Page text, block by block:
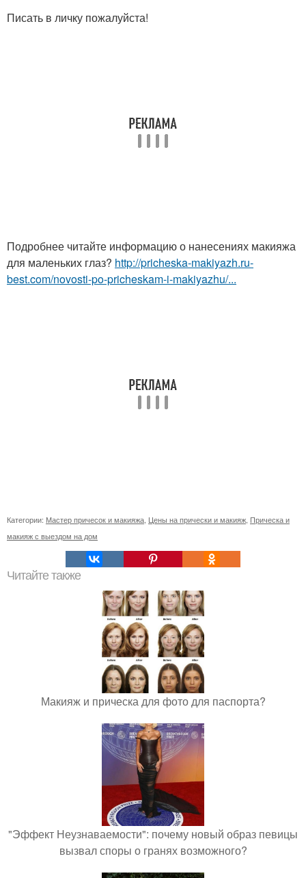
Писать в личку пожалуйста!
Подробнее читайте информацию о нанесениях макияжа
для маленьких глаз? http://pricheska-makiyazh.ru-
best.com/novosti-po-pricheskam-i-makiyazhu/...
Категории: Мастер причесок и макияжа Цены на прически и макияж Прическа и
макияж с выездом на дом
Читайте также
Макияж и прическа для фото для паспорта?
"Эффект Неузнаваемости": почему новый образ певицы
вызвал споры о гранях возможного?